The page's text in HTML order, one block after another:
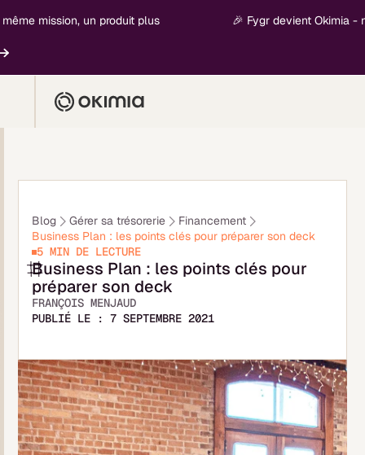
un produit plus
🎉 Fygr devient Okimia -
Blog Gérer sa trésorerie
Financement
Business Plan : les points clés pour préparer son deck
5 MIN DE LECTURE
Business Plan : les points clés pour
préparer son deck
FRANÇOIS MENJAUD
PUBLIÉ LE :7 SEPTEMBRE 2021